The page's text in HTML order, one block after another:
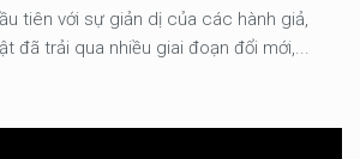
tiên với sự giản dị của các hành giả,
đã trải qua nhiều giai đoạn đổi mới,...